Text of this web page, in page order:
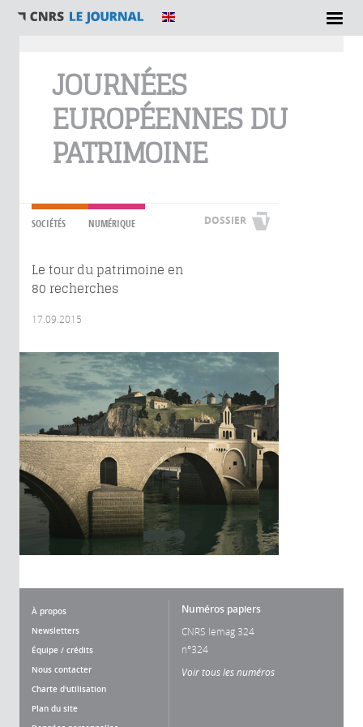
JOURNÉES
EUROPÉENNES DU
PATRIMOINE
SOCIÉTÉS NUMÉRIQUE DOSSIER
Le tour du patrimoine en
80 recherches
17.09.2015
À propos
Newsletters
Équipe / crédits
Nous contacter
Charte d'utilisation
Plan du site
Numéros papiers
CNRS lemag 324
n°324
Voir tous les numéros